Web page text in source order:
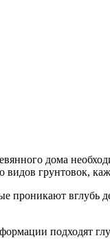
дома
грунтовок,
проникают вглубь
подходят